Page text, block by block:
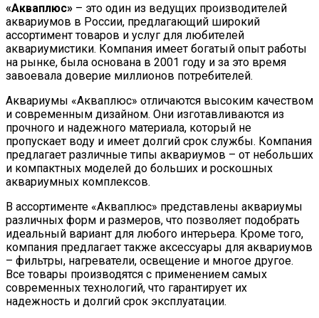
«Акваплюс» – это один из ведущих производителей
аквариумов в России, предлагающий широкий
ассортимент товаров и услуг для любителей
аквариумистики. Компания имеет богатый опыт работы
на рынке, была основана в 2001 году и за это время
завоевала доверие миллионов потребителей.
Аквариумы «Акваплюс» отличаются высоким качеством
и современным дизайном. Они изготавливаются из
прочного и надежного материала, который не
пропускает воду и имеет долгий срок службы. Компания
предлагает различные типы аквариумов – от небольших
и компактных моделей до больших и роскошных
аквариумных комплексов.
В ассортименте «Акваплюс» представлены аквариумы
различных форм и размеров, что позволяет подобрать
идеальный вариант для любого интерьера. Кроме того,
компания предлагает также аксессуары для аквариумов
– фильтры, нагреватели, освещение и многое другое.
Все товары производятся с применением самых
современных технологий, что гарантирует их
надежность и долгий срок эксплуатации.